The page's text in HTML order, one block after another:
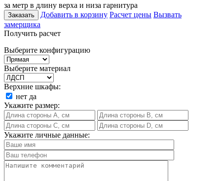
за метр в длину верха и низа гарнитура
Заказать Добавить в корзину Расчет цены Вызвать
замерщика
Получить расчет
Выберите конфигурацию
Выберите материал
Верхние шкафы:
нет да
Укажите размер:
Укажите личные данные: